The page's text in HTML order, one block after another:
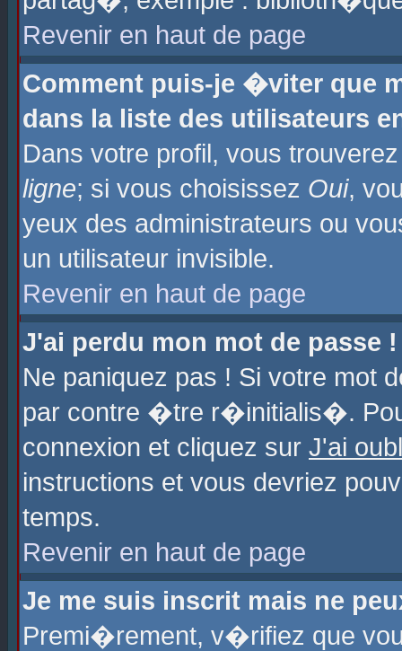
Revenir en haut de page
Comment puis-je �viter que
dans la liste des utilisateurs
Dans votre profil, vous
ligne; si vous choisissez Oui,
yeux des administrateurs ou
un utilisateur invisible.
Revenir en haut de page
J'ai perdu mon mot de passe !
Ne paniquez pas ! Si votre
par contre �tre r�initialis�.
connexion et cliquez sur J'ai
instructions et vous devriez
temps.
Revenir en haut de page
Je me suis inscrit mais ne
Premi�rement, v�rifiez que